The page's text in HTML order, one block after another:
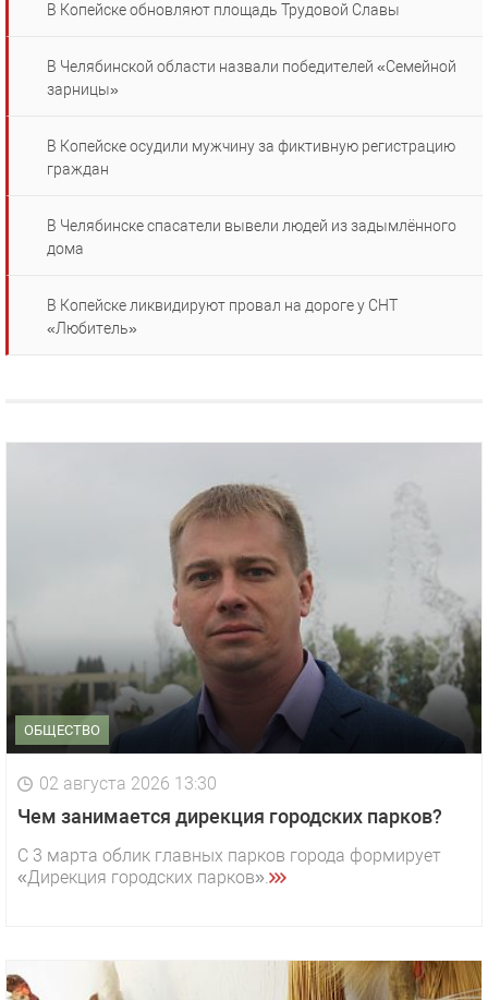
В Копейске обновляют площадь Трудовой Славы
В Челябинской области назвали победителей «Семейной
зарницы»
В Копейске осудили мужчину за фиктивную регистрацию
граждан
В Челябинске спасатели вывели людей из задымлённого
дома
В Копейске ликвидируют провал на дороге у СНТ
«Любитель»
ОБЩЕСТВО
02 августа 2026 13:30
Чем занимается дирекция городских парков?
С 3 марта облик главных парков города формирует
«Дирекция городских парков».